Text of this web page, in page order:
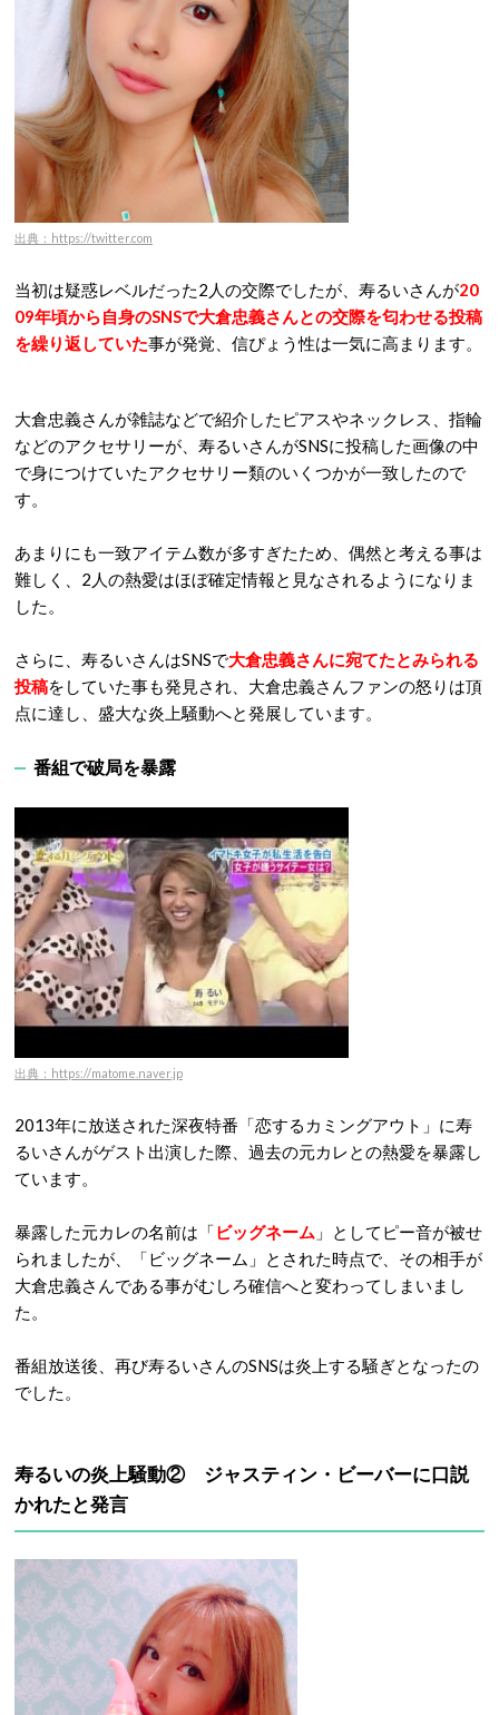
出典：https://twitter.com
当初は疑惑レベルだった2人の交際でしたが、寿るいさんが20
09年頃から自身のSNSで大倉忠義さんとの交際を匂わせる投稿
を繰り返していた事が発覚、信ぴょう性は一気に高まります。
大倉忠義さんが雑誌などで紹介したピアスやネックレス、指輪
などのアクセサリーが、寿るいさんがSNSに投稿した画像の中
で身につけていたアクセサリー類のいくつかが一致したので
す。
あまりにも一致アイテム数が多すぎたため、偶然と考える事は
難しく、2人の熱愛はほぼ確定情報と見なされるようになりま
した。
さらに、寿るいさんはSNSで大倉忠義さんに宛てたとみられる
投稿をしていた事も発見され、大倉忠義さんファンの怒りは頂
点に達し、盛大な炎上騒動へと発展しています。
番組で破局を暴露
出典：https://matome.naver.jp
2013年に放送された深夜特番「恋するカミングアウト」に寿
るいさんがゲスト出演した際、過去の元カレとの熱愛を暴露し
ています。
暴露した元カレの名前は「ビッグネーム 」としてピー音が被せ
られましたが、「ビッグネーム」とされた時点で、その相手が
大倉忠義さんである事がむしろ確信へと変わってしまいまし
た。
番組放送後、再び寿るいさんのSNSは炎上する騒ぎとなったの
でした。
寿るいの炎上騒動② ジャスティン・ビーバーに口説
かれたと発言